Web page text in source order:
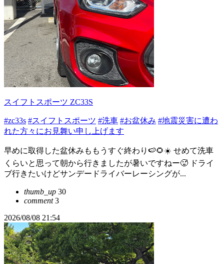
スイフトスポーツ ZC33S
#zc33s #スイフトスポーツ #洗車 #お盆休み #地震災害に遭わ
れた方々にお見舞い申し上げます
早めに取得した盆休みももうすぐ終わり🍉🌻☀️ せめて洗車
くらいと思って朝から行きましたが暑いですねー🥵 ドライ
ブ行きたいけどサンデードライバーレーシングが...
thumb_up 30
comment3
2026/08/08 21:54